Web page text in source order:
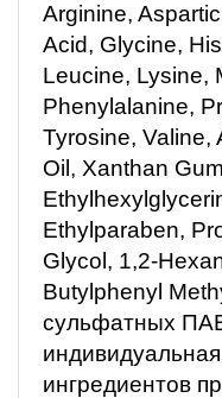
Arginine,
Acid, Glycine,
Leucine, Lysine,
Phenylalanine,
Tyrosine, Valine,
Oil, Xanthan
Ethylparaben,
Glycol, 1,2-
Butylphenyl
сульфатных
ингредиентов